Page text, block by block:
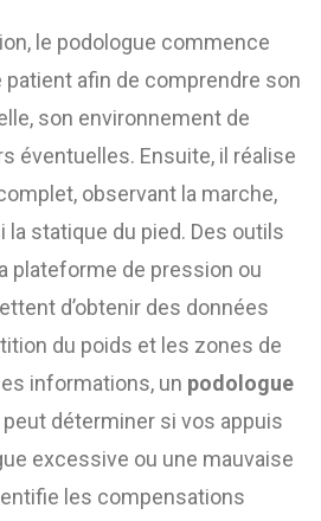
le podologue commence
patient afin de comprendre son
son environnement de
éventuelles. Ensuite, il réalise
observant la marche,
la statique du pied. Des outils
plateforme de pression ou
d’obtenir des données
du poids et les zones de
informations, un podologue
peut déterminer si vos appuis
excessive ou une mauvaise
les compensations